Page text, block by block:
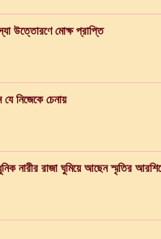
উত্তোরণে মোক্ষ প্রাপ্তি
যে নিজেকে চেনায়
নারীর রাজা ঘুমিয়ে আছেন স্মৃতির